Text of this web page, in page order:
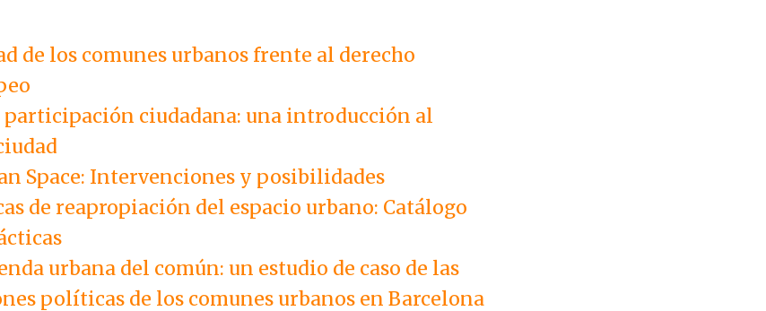
de los comunes urbanos frente al derecho
ciudadana: una introducción al
Space: Intervenciones y posibilidades
de reapropiación del espacio urbano: Catálogo
urbana del común: un estudio de caso de las
políticas de los comunes urbanos en Barcelona